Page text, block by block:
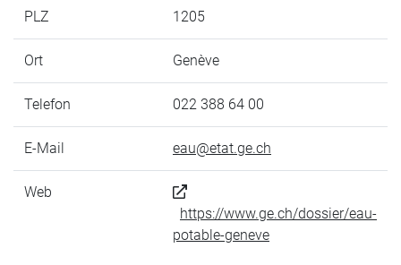
PLZ 1205
Ort Genève
Telefon 022 388 64 00
E-Mail eau@etat.ge.ch
Web
https://www.ge.ch/dossier/eau-
potable-geneve